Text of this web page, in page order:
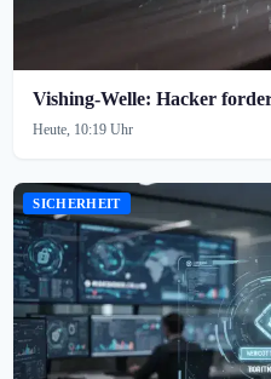
Vishing-Welle: Hacker
Heute, 10:19 Uhr
SICHERHEIT